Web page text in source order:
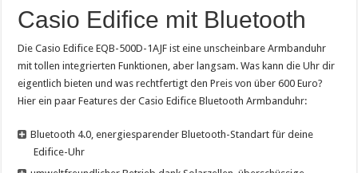
Casio Edifice mit Bluetooth
Die Casio EdificeEQB-500D-1AJF ist eine unscheinbare Armbanduhr
mit tollen integrierten Funktionen, aber langsam. Was kann die Uhr dir
eigentlich bieten und was rechtfertigt den Preis von über 600 Euro?
Hier ein paar Features der Casio Edifice Bluetooth Armbanduhr:
Bluetooth 4.0, energiesparender Bluetooth-Standart für deine
Edifice-Uhr